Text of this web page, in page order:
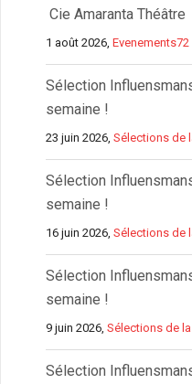
Cie Amaranta Théâtre
1 août 2026,Evenements72
Sélection
semaine !
23 juin 2026,Sélections de
Sélection
semaine !
16 juin 2026,Sélections de
Sélection
semaine !
9 juin 2026,Sélections de
Sélection